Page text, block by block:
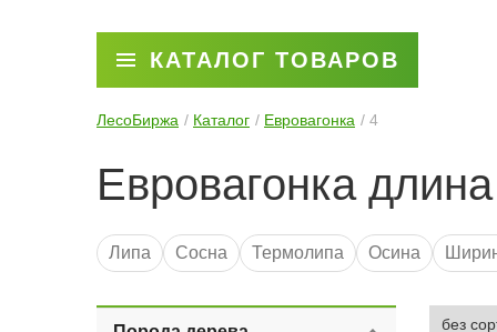
КАТАЛОГ ТОВАРОВ
ЛесоБиржа Каталог Евровагонка 4
Евровагонка
Липа Сосна Термолипа Осина